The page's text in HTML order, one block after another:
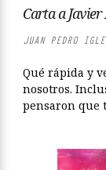
Carta a
JUAN PEDRO
Qué rápida y
nosotros.
pensaron que